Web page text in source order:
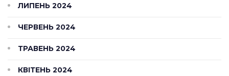
ЛИПЕНЬ 2024
ЧЕРВЕНЬ 2024
ТРАВЕНЬ 2024
КВІТЕНЬ 2024